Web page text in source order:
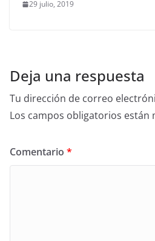
29 julio, 2019
Deja una respuesta
Tu dirección de correo
Los campos obligatorios están
Comentario *